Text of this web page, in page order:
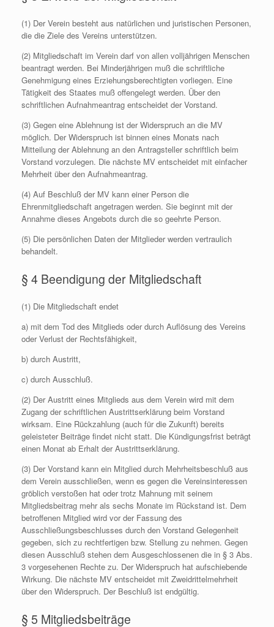
(1) Der Verein besteht aus natürlichen und juristischen Personen,
die die Ziele des Vereins unterstützen.
(2) Mitgliedschaft im Verein darf von allen volljährigen Menschen
beantragt werden. Bei Minderjährigen muß die schriftliche
Genehmigung eines Erziehungsberechtigten vorliegen. Eine
Tätigkeit des Staates muß offengelegt werden. Über den
schriftlichen Aufnahmeantrag entscheidet der Vorstand.
(3) Gegen eine Ablehnung ist der Widerspruch an die MV
möglich. Der Widerspruch ist binnen eines Monats nach
Mitteilung der Ablehnung an den Antragsteller schriftlich beim
Vorstand vorzulegen. Die nächste MV entscheidet mit einfacher
Mehrheit über den Aufnahmeantrag.
(4) Auf Beschluß der MV kann einer Person die
Ehrenmitgliedschaft angetragen werden. Sie beginnt mit der
Annahme dieses Angebots durch die so geehrte Person.
(5) Die persönlichen Daten der Mitglieder werden vertraulich
behandelt.
§ 4 Beendigung der Mitgliedschaft
(1) Die Mitgliedschaft endet
a) mit dem Tod des Mitglieds oder durch Auflösung des Vereins
oder Verlust der Rechtsfähigkeit,
b) durch Austritt,
c) durch Ausschluß.
(2) Der Austritt eines Mitglieds aus dem Verein wird mit dem
Zugang der schriftlichen Austrittserklärung beim Vorstand
wirksam. Eine Rückzahlung (auch für die Zukunft) bereits
geleisteter Beiträge findet nicht statt. Die Kündigungsfrist beträgt
einen Monat ab Erhalt der Austrittserklärung.
(3) Der Vorstand kann ein Mitglied durch Mehrheitsbeschluß aus
dem Verein ausschließen, wenn es gegen die Vereinsinteressen
gröblich verstoßen hat oder trotz Mahnung mit seinem
Mitgliedsbeitrag mehr als sechs Monate im Rückstand ist. Dem
betroffenen Mitglied wird vor der Fassung des
Ausschließungsbeschlusses durch den Vorstand Gelegenheit
gegeben, sich zu rechtfertigen bzw. Stellung zu nehmen. Gegen
diesen Ausschluß stehen dem Ausgeschlossenen die in § 3 Abs.
3 vorgesehenen Rechte zu. Der Widerspruch hat aufschiebende
Wirkung. Die nächste MV entscheidet mit Zweidrittelmehrheit
über den Widerspruch. Der Beschluß ist endgültig.
§ 5 Mitgliedsbeiträge